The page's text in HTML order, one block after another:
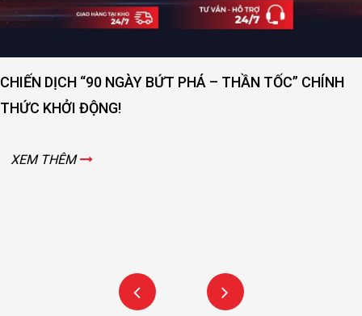
CHIẾN DỊCH “90 NGÀY BỨT PHÁ – THẦN TỐC” CHÍNH
THỨC KHỞI ĐỘNG!
XEM THÊM